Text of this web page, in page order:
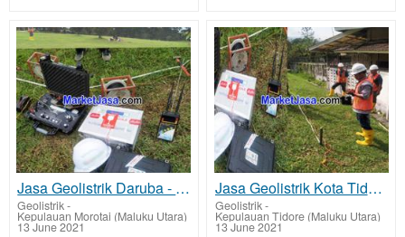
Jasa Geolistrik Daruba - Pulau Morotai Mencari Sumber Lapisan Air Bawah Tanah Tarif Biaya Per Titik
Geolistrik-
Kepulauan Morotai (Maluku Utara)
13 June 2021
Jasa Geolistrik Kota Tidore Kepulauan Mencari Sumber Lapisan Air Bawah Tanah Tarif Biaya Per Titik M
Geolistrik-
Kepulauan Tidore (Maluku Utara)
13 June 2021